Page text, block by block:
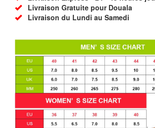
Livraison Gratuite pour Douala
Livraison du Lundi au Samedi